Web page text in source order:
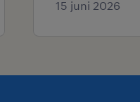
15 juni 2026